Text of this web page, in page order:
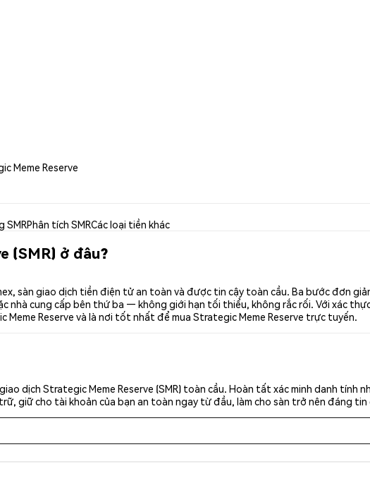
Meme Reserve
SMRPhân tích SMRCác loại tiền khác
(SMR) ở đâu?
sàn giao dịch tiền điện tử an toàn và được tin cậy toàn cầu. Ba bước đơn
nhà cung cấp bên thứ ba — không giới hạn tối thiểu, không rắc rối. Với xác
Reserve và là nơi tốt nhất để mua Strategic Meme Reserve trực tuyến.
dịch Strategic Meme Reserve (SMR) toàn cầu. Hoàn tất xác minh danh tính
giữ cho tài khoản của bạn an toàn ngay từ đầu, làm cho sàn trở nên đáng tin